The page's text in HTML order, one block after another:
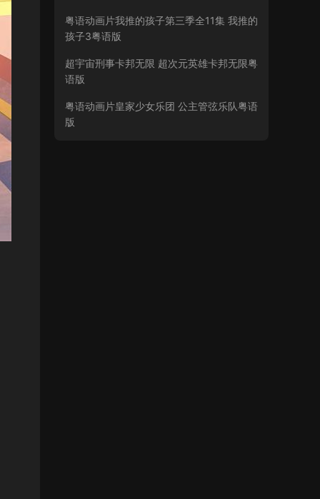
粤语动画片我推的孩子第三季全11集 我推的
孩子3粤语版
超宇宙刑事卡邦无限 超次元英雄卡邦无限粤
语版
粤语动画片皇家少女乐团 公主管弦乐队粤语
版